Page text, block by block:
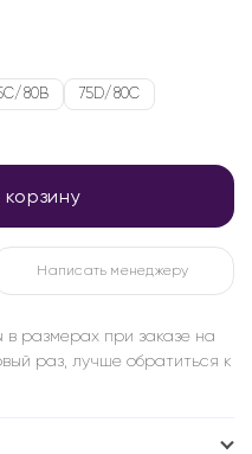
80B
75D/80C
Написать менеджеру
размерах при заказе на
раз, лучше обратиться к